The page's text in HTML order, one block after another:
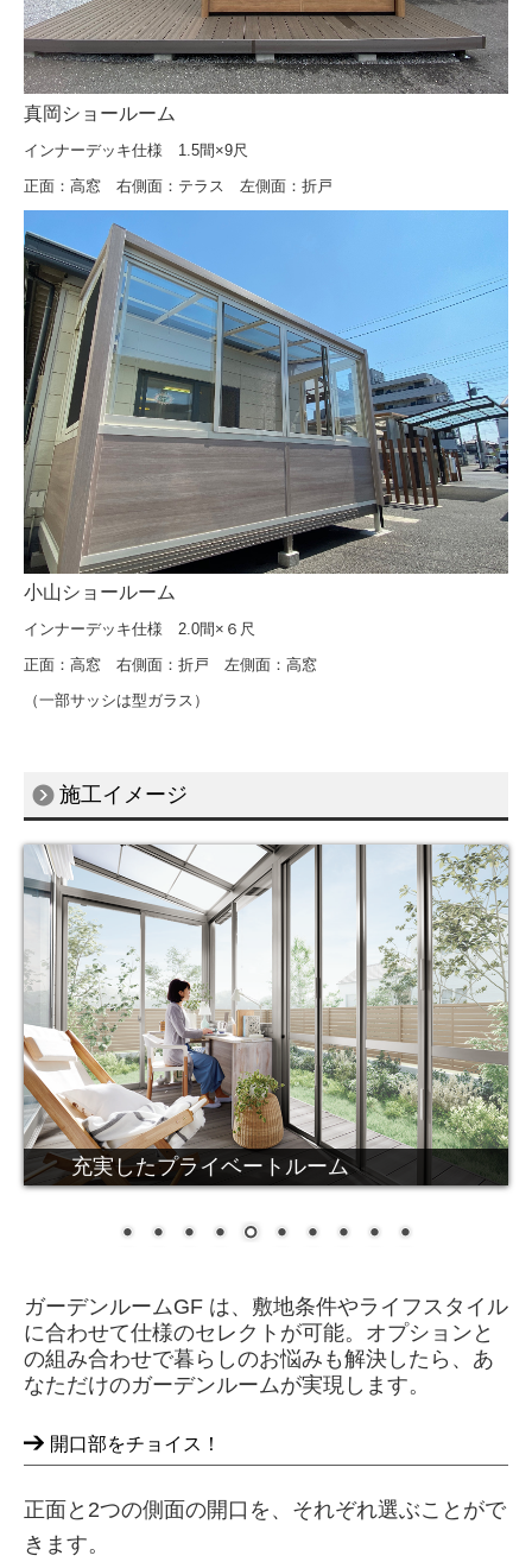
真岡ショールーム
インナーデッキ仕様 1.5間×9尺
正面：高窓 右側面：テラス 左側面：折戸
小山ショールーム
インナーデッキ仕様 2.0間×６尺
正面：高窓 右側面：折戸 左側面：高窓
（一部サッシは型ガラス）
施工イメージ
充実したプライベートルーム
ガーデンルームGF は、敷地条件やライフスタイル
に合わせて仕様のセレクトが可能。オプションと
の組み合わせで暮らしのお悩みも解決したら、あ
なただけのガーデンルームが実現します。
開口部をチョイス！
正面と2つの側面の開口を、それぞれ選ぶことがで
きます。